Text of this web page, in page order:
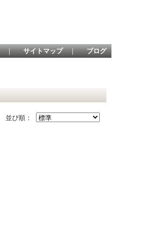
｜ サイトマップ ｜ ブログ
並び順：